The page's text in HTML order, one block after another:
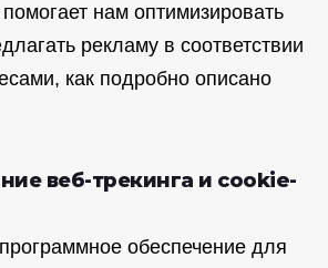
нам оптимизировать
рекламу в соответствии
как подробно описано
веб-трекинга и cookie-
обеспечение для